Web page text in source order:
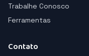
Trabalhe Conosco
Ferramentas
Contato